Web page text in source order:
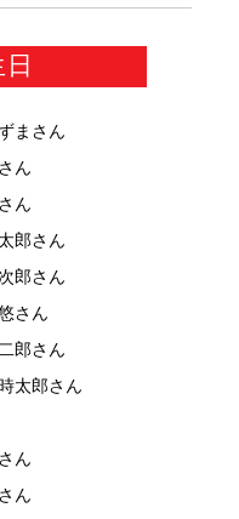
ま さん
さん
さん
郎さん
郎さん
さん
郎さん
太郎さん
さん
さん